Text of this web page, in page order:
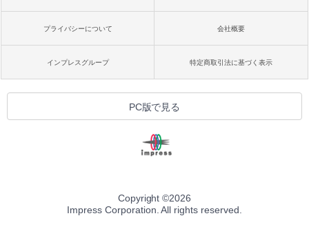
プライバシーについて 会社概要
インプレスグループ 特定商取引法に基づく表示
PC版で見る
Copyright ©2026
Impress Corporation. All rights reserved.